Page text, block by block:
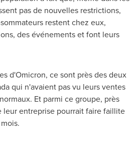
pas de nouvelles restrictions,
restent chez eux,
des événements et font leurs
d'Omicron, ce sont près des deux
qui n'avaient pas vu leurs ventes
Et parmi ce groupe, près
leur entreprise pourrait faire faillite